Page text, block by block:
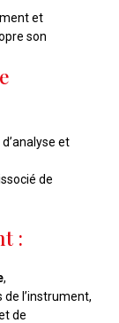
et
son
d’analyse et
de
:
,
l’instrument,
de